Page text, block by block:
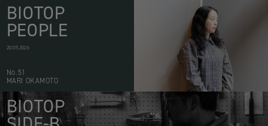
BIOTOP
PEOPLE
20.05.2026
No.51
MARI OKAMOTO
BIOTOP